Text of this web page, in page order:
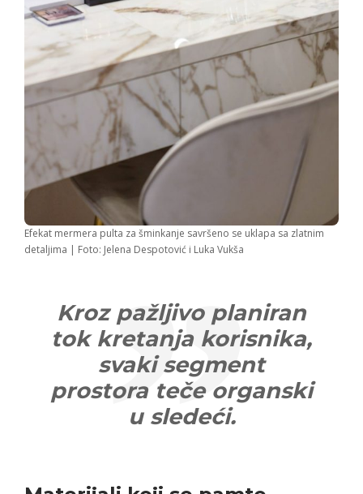
Efekat mermera pulta za šminkanje savršeno se uklapa sa zlatnim
detaljima | Foto: Jelena Despotović i Luka Vukša
Kroz pažljivo planiran
tok kretanja korisnika,
svaki segment
prostora teče organski
u sledeći.